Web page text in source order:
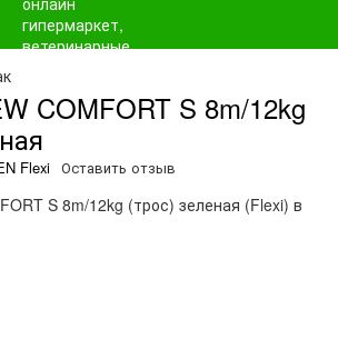
COMFORT S 8m/12kg
Flexi Оставить отзыв